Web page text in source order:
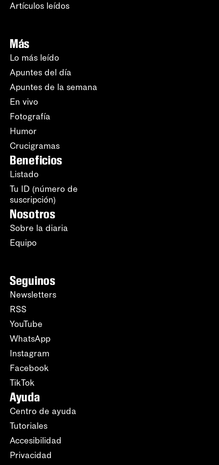
Artículos leídos
Más
Lo más leído
Apuntes del día
Apuntes de la semana
En vivo
Fotografía
Humor
Crucigramas
Beneficios
Listado
Tu ID (número de
suscripción)
Nosotros
Sobre la diaria
Equipo
Seguinos
Newsletters
RSS
YouTube
WhatsApp
Instagram
Facebook
TikTok
Ayuda
Centro de ayuda
Tutoriales
Accesibilidad
Privacidad